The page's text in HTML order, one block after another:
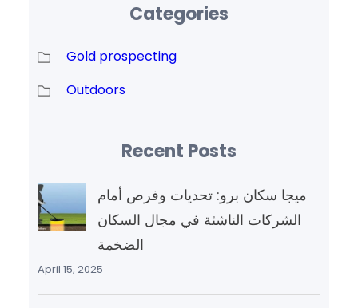
Categories
Gold prospecting
Outdoors
Recent Posts
ميجا سكان برو: تحديات وفرص أمام
الشركات الناشئة في مجال السكان
الضخمة
April 15, 2025